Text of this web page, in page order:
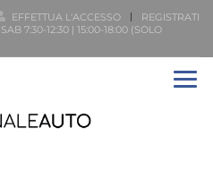
EFFETTUA L'ACCESSO
REGISTRATI
7:30-12:30 | 15:00-18:00 (SOLO